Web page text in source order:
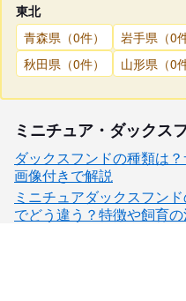
東北
青森県（0件）
岩手県（0件
秋田県（0件）
山形県（0件
ミニチュア・ダックス
ダックスフンドの種類は
画像付きで解説
ミニチュアダックスフン
でどう違う？特徴や飼育